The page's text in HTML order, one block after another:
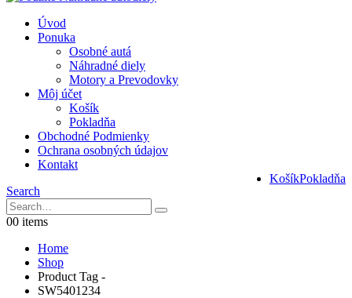
Úvod
Ponuka
Osobné autá
Náhradné diely
Motory a Prevodovky
Môj účet
Košík
Pokladňa
Obchodné Podmienky
Ochrana osobných údajov
Kontakt
KošíkPokladňa
Search
00 items
Home
Shop
Product Tag -
SW5401234